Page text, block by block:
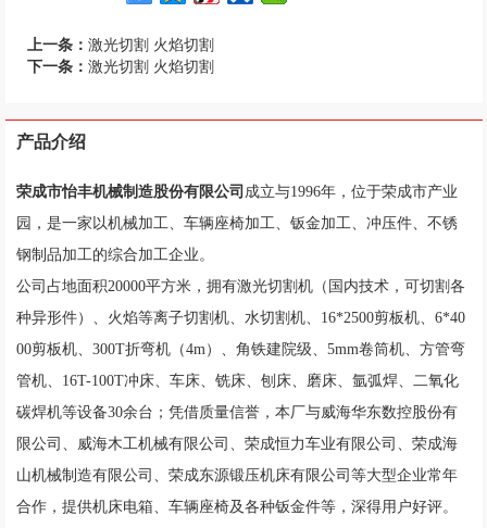
上一条： 激光切割 火焰切割
下一条： 激光切割 火焰切割
产品介绍
荣成市怡丰机械制造股份有限公司 成立与1996年，位于荣成市产业
园，是一家以机械加工、车辆座椅加工、钣金加工、冲压件、不锈
钢制品加工的综合加工企业。
公司占地面积20000平方米，拥有激光切割机（国内技术，可切割各
种异形件）、火焰等离子切割机、水切割机、16*2500剪板机、6*40
00剪板机、300T折弯机（4m）、角铁建院级、5mm卷筒机、方管弯
管机、16T-100T冲床、车床、铣床、刨床、磨床、氩弧焊、二氧化
碳焊机等设备30余台；凭借质量信誉，本厂与威海华东数控股份有
限公司、威海木工机械有限公司、荣成恒力车业有限公司、荣成海
山机械制造有限公司、荣成东源锻压机床有限公司等大型企业常年
合作，提供机床电箱、车辆座椅及各种钣金件等，深得用户好评。